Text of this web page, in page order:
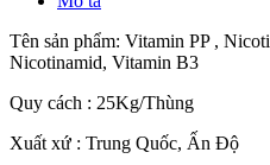
số
lượng
Tên sản phẩm: Vitamin PP ,
Nicotinamid, Vitamin B3
Quy cách : 25Kg/Thùng
Xuất xứ : Trung Quốc, Ấn Độ